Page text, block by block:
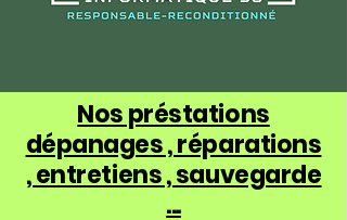
Nos préstations
dépanages , réparations
, entretiens , sauvegarde
...